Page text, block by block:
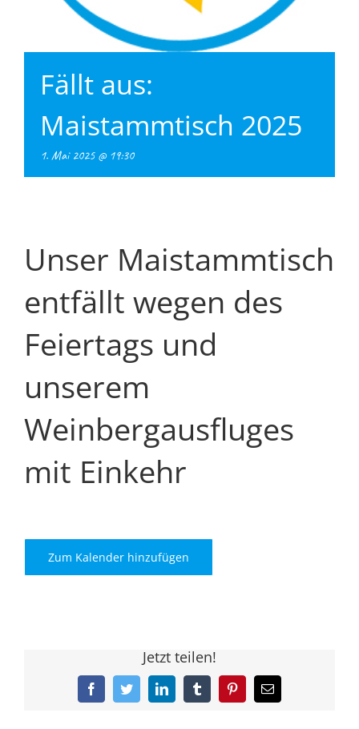
Fällt aus:
Maistammtisch 2025
1. Mai 2025 @ 19:30
Unser Maistammtisch
entfällt wegen des
Feiertags und
unserem
Weinbergausfluges
mit Einkehr
Zum Kalender hinzufügen
Jetzt teilen!
FacebookTwitterLinkedInTumblrPinterest
E-